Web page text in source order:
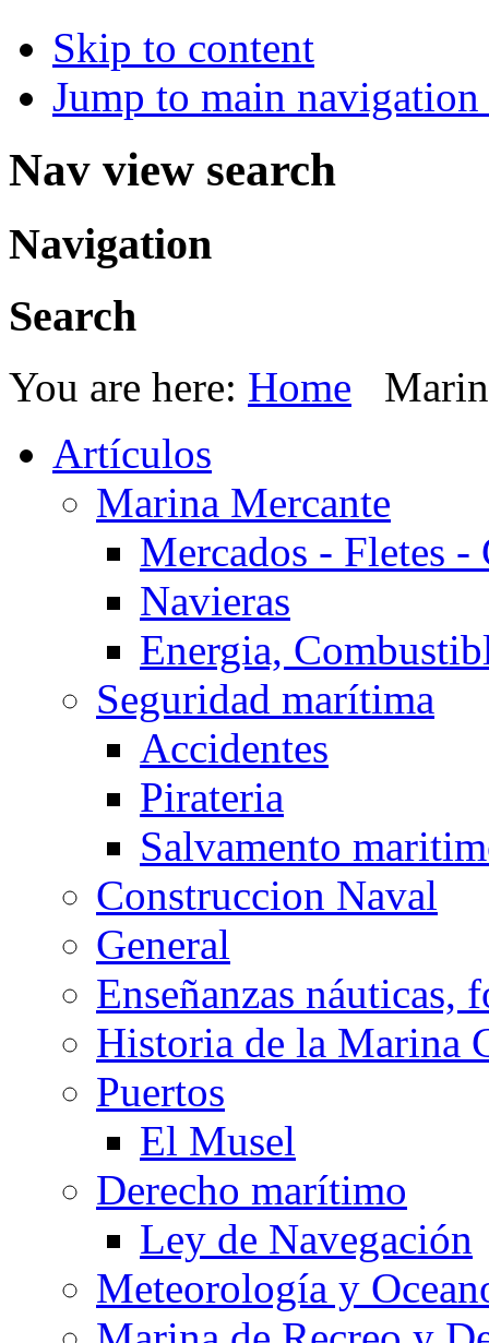
Skip to content
Jump to main
Nav view search
Navigation
Search
You are here: Home
Artículos
Marina Mercante
Mercados - Fletes -
Navieras
Energia,
Seguridad marítima
Accidentes
Pirateria
Salvamento
Construccion Naval
General
Enseñanzas náuticas,
Historia de la Marina
Puertos
El Musel
Derecho marítimo
Ley de Navegación
Meteorología y